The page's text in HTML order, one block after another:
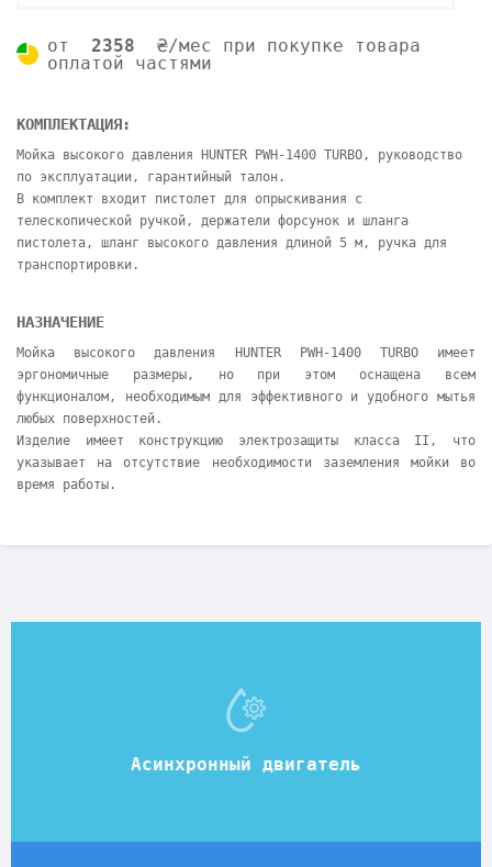
от 2358
₴/мес при покупке товара
оплатой частями
КОМПЛЕКТАЦИЯ:
Мойка высокого давления HUNTER PWH-1400 TURBO, руководство
по эксплуатации, гарантийный талон.
В комплект входит пистолет для опрыскивания с
телескопической ручкой, держатели форсунок и шланга
пистолета, шланг высокого давления длиной 5 м, ручка для
транспортировки.
НАЗНАЧЕНИЕ
Мойка высокого давления HUNTER PWH-1400 TURBO имеет
эргономичные размеры, но при этом оснащена всем
функционалом, необходимым для эффективного и удобного мытья
любых поверхностей.
Изделие имеет конструкцию электрозащиты класса ІІ, что
указывает на отсутствие необходимости заземления мойки во
время работы.
Асинхронный двигатель